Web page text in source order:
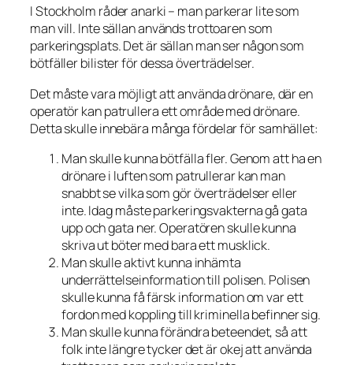
I Stockholm råder anarki – man parkerar lite som
man vill. Inte sällan används trottoaren som
parkeringsplats. Det är sällan man ser någon som
bötfäller bilister för dessa överträdelser.
Det måste vara möjligt att använda drönare, där en
operatör kan patrullera ett område med drönare.
Detta skulle innebära många fördelar för samhället:
Man skulle kunna bötfälla fler. Genom att ha en
drönare i luften som patrullerar kan man
snabbt se vilka som gör överträdelser eller
inte. Idag måste parkeringsvakterna gå gata
upp och gata ner. Operatören skulle kunna
skriva ut böter med bara ett musklick.
Man skulle aktivt kunna inhämta
underrättelseinformation till polisen. Polisen
skulle kunna få färsk information om var ett
fordon med koppling till kriminella befinner sig.
Man skulle kunna förändra beteendet, så att
folk inte längre tycker det är okej att använda